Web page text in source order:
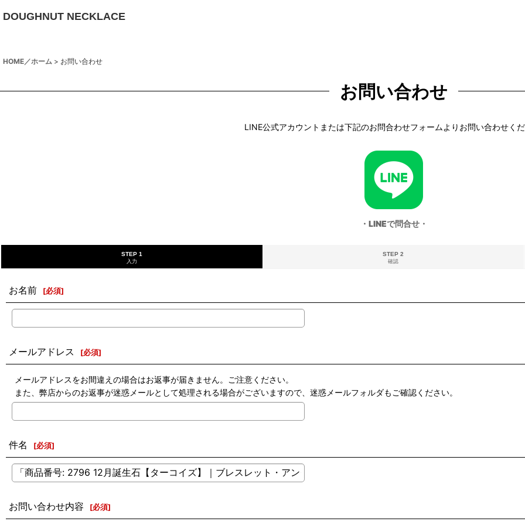
DOUGHNUT NECKLACE
HOME／ホーム > お問い合わせ
お問い合わせ
LINE公式アカウントまたは下記のお問合わせフォームよりお問い合わせく
・LINEで問合せ・
STEP 1
入力
STEP 2
確認
お名前 [必須]
メールアドレス [必須]
メールアドレスをお間違えの場合はお返事が届きません。ご注意ください。
また、弊店からのお返事が迷惑メールとして処理される場合がございますので、迷惑メールフォルダもご確認ください。
件名 [必須]
お問い合わせ内容 [必須]